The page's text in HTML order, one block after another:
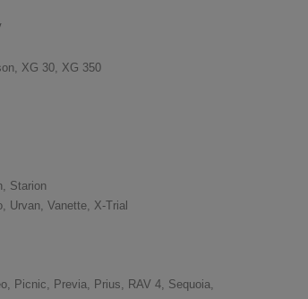
XG 30, XG 350
Starion
Urvan, Vanette, X-Trial
Picnic, Previa, Prius, RAV 4, Sequoia,